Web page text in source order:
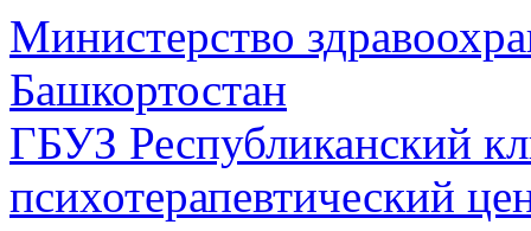
Министерство
Башкортостан
ГБУЗ Республиканский
психотерапевтический